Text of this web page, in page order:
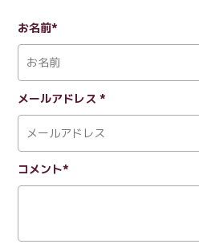
お名前*
メールアドレス *
コメント*